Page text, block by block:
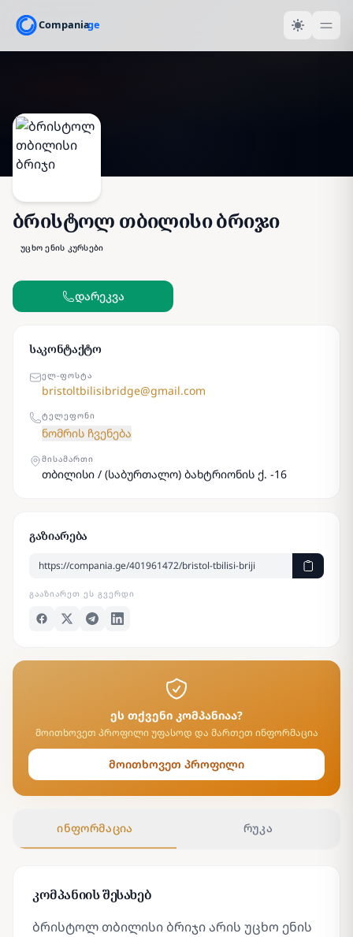
ბრისტოლ თბილისი ბრიჯი
უცხო ენის კურსები
დარეკვა
საკონტაქტო
ᲔᲚ-ᲤᲝᲡᲢᲐ
bristoltbilisibridge@gmail.com
ᲢᲔᲚᲔᲤᲝᲜᲘ
ნომრის ჩვენება
ᲛᲘᲡᲐᲛᲐᲠᲗᲘ
თბილისი / (საბურთალო) ბახტრიონის ქ. -16
გაზიარება
ᲒᲐᲐᲖᲘᲐᲠᲔᲗ ᲔᲡ ᲒᲕᲔᲠᲓᲘ
ეს თქვენი კომპანიაა?
მოითხოვეთ პროფილი უფასოდ და მართეთ ინფორმაცია
მოითხოვეთ პროფილი
ინფორმაცია რუკა
კომპანიის შესახებ
ბრისტოლ თბილისი ბრიჯი არის უცხო ენის